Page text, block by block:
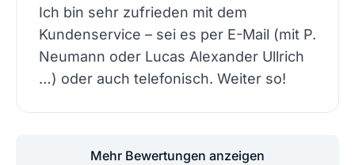
Ich bin sehr zufrieden mit dem
Kundenservice – sei es per E-Mail (mit P.
Neumann oder Lucas Alexander Ullrich
…) oder auch telefonisch. Weiter so!
Mehr Bewertungen anzeigen